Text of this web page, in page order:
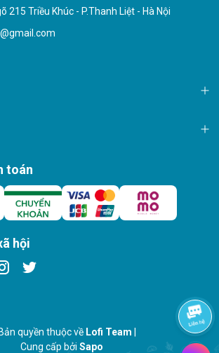
215 Triều Khúc - P.Thanh Liệt - Hà Nội
toán
hội
quyền thuộc về Lofi Team
Cung cấp bởi Sapo